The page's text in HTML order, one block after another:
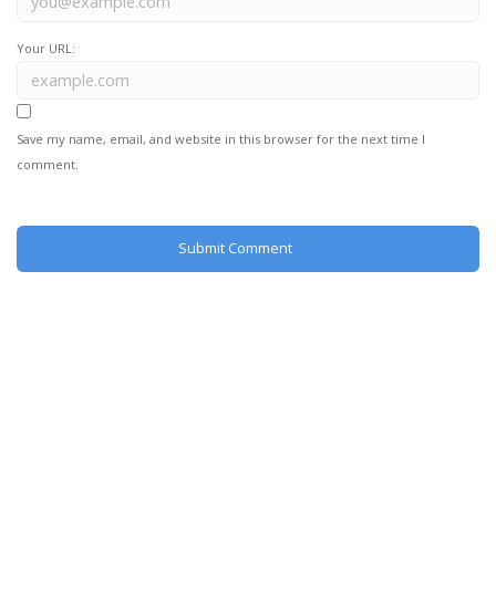
Your URL:
Save my name, email, and website in this browser for the next time I
comment.